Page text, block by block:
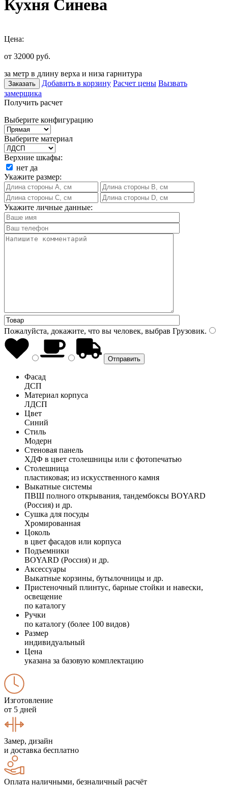
Кухня Синева
Цена:
от 32000 руб.
за метр в длину верха и низа гарнитура
Заказать Добавить в корзину Расчет цены Вызвать
замерщика
Получить расчет
Выберите конфигурацию
Выберите материал
Верхние шкафы:
нет да
Укажите размер:
Укажите личные данные:
Пожалуйста, докажите, что вы человек, выбрав Грузовик.
Фасад
ДСП
Материал корпуса
ЛДСП
Цвет
Синий
Стиль
Модерн
Стеновая панель
ХДФ в цвет столешницы или с фотопечатью
Столешница
пластиковая; из искусственного камня
Выкатные системы
ПВШ полного открывания, тандембоксы BOYARD
(Россия) и др.
Сушка для посуды
Хромированная
Цоколь
в цвет фасадов или корпуса
Подъемники
BOYARD (Россия) и др.
Аксессуары
Выкатные корзины, бутылочницы и др.
Пристеночный плинтус, барные стойки и навески,
освещение
по каталогу
Ручки
по каталогу (более 100 видов)
Размер
индивидуальный
Цена
указана за базовую комплектацию
Изготовление
от 5 дней
Замер, дизайн
и доставка бесплатно
Оплата наличными, безналичный расчёт